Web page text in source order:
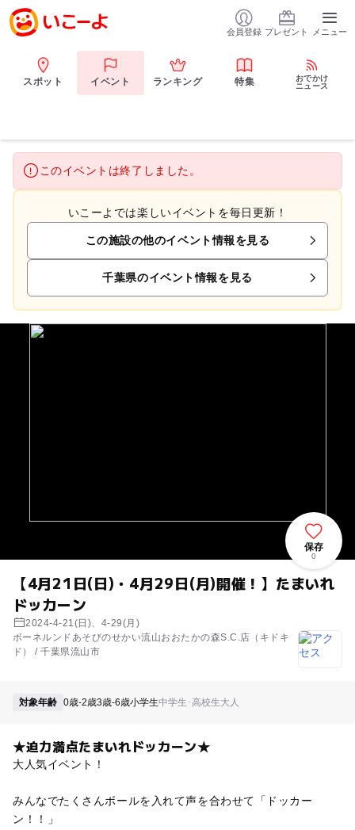
会員登録 プレゼント メニュー
スポット イベント ランキング 特集
おでかけ
ニュース
このイベントは終了しました。
いこーよでは楽しいイベントを毎日更新！
この施設の他のイベント情報を見る
千葉県のイベント情報を見る
【4月21日(日)・4月29日(月)開催！】たまいれ
ドッカーン
2024-4-21(日)、4-29(月)
ボーネルンドあそびのせかい流山おおたかの森S.C.店（キドキ
ド） / 千葉県流山市
保存
0
対象年齢 0歳-2歳3歳-6歳小学生中学生･高校生大人
★迫力満点たまいれドッカーン★
大人気イベント！
みんなでたくさんボールを入れて声を合わせて「ドッカー
ン！！」